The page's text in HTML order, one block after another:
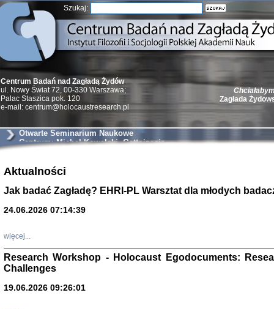
Szukaj:
Zagłada
Natalia Aleksiun,
Deborah Dash
Turski, Laurence
Centrum Badań nad Zagładą Żydów
ul. Nowy Świat 72, 00-330 Warszawa;
Palac Staszica pok. 120
e-mail: centrum@holocaustresearch.pl
Otwarte Seminarium Naukowe
Centrum: Michał Kowalski, Gettoizacja,
węgrowskim. Źródła i wnioski
Aktualności
Jak badać Zagładę? EHRI-PL Warsztat dla młodych
24.06.2026 07:14:39
więcej...
Research Workshop - Holocaust Egodocuments:
Challenges
19.06.2026 09:26:01